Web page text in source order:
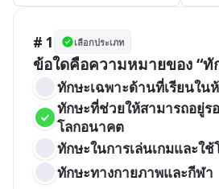
# 1 เลือกประเภท
ข้อใดคือความหมายของ “
ทักษะเฉพาะด้านที่เรียนใน
ทักษะที่ช่วยให้สามารถอยู่ร
โลกอนาคต
ทักษะในการเล่นเกมและใช้
ทักษะทางกายภาพและกีฬา